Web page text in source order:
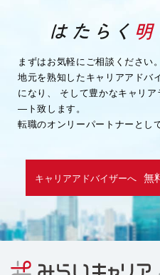
まずはお気軽にご相談ください。
地元を熟知したキャリアアドバ
になり、
そして豊かなキャリ
―ト致します。
転職のオンリーパートナーとし
キャリアアドバイザーへ 無